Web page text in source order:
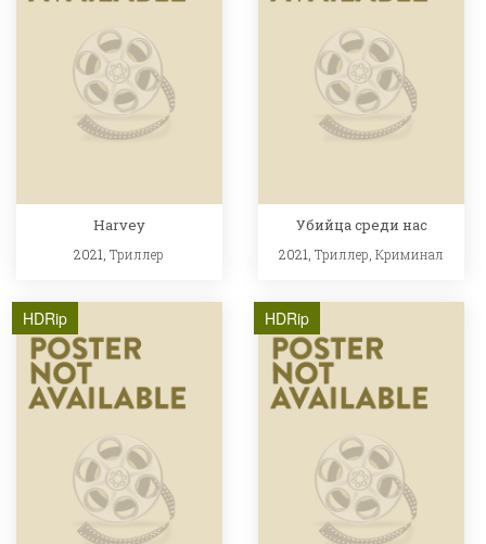
Harvey
2021,Триллер
Убийца среди нас
2021,Триллер,Криминал
HDRip HDRip